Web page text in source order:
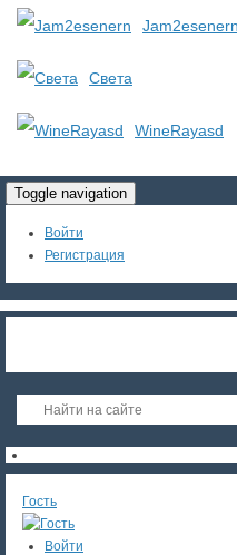
Jam2esenern
Света
WineRayasd
Toggle navigation
Войти
Регистрация
Гость
Войти